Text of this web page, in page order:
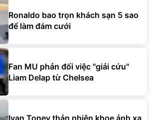
Ronaldo bao trọn khách sạn 5 sao
để làm đám cưới
Fan MU phản đối việc "giải cứu"
Liam Delap từ Chelsea
Ivan Toney thản nhiên khoe ảnh xa